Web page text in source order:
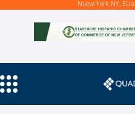
Nueva York, NY., EU